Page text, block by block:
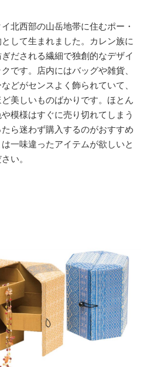
北西部の山岳地帯に住むポー・
して生まれました。カレン族に
だされる繊細で独創的なデザイ
です。店内にはバッグや雑貨、
どがセンスよく飾られていて、
美しいものばかりです。ほとん
模様はすぐに売り切れてしまう
ら迷わず購入するのがおすすめ
一味違ったアイテムが欲しいと
い。